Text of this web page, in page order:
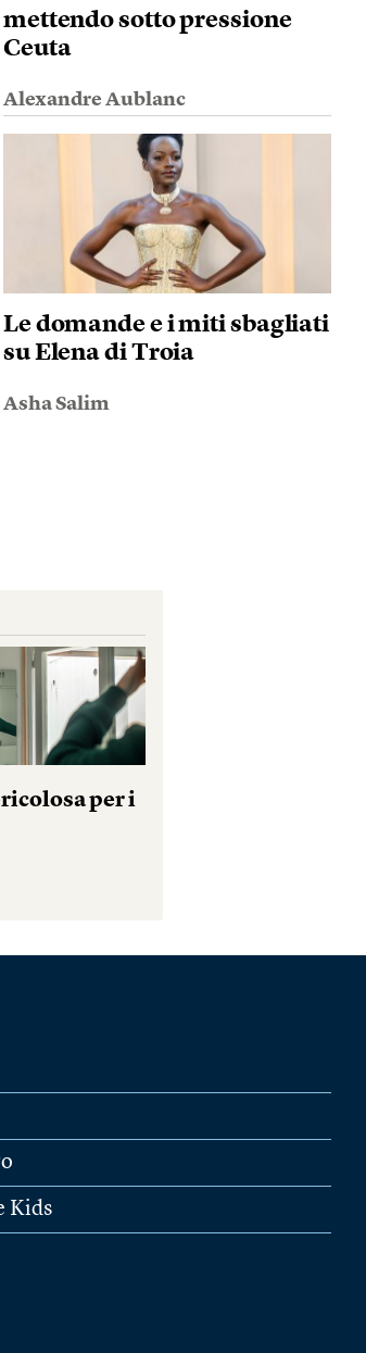
mettendo sotto pressione
Ceuta
Alexandre Aublanc
Le domande e i miti sbagliati
su Elena di Troia
Asha Salim
per i
Kids